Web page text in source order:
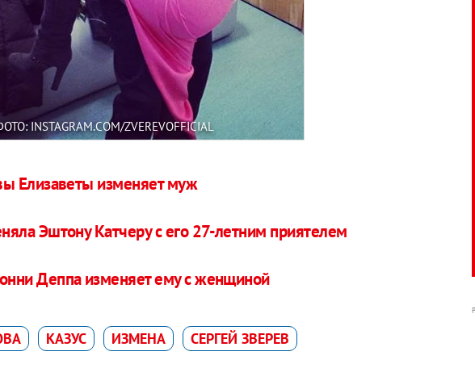
INSTAGRAM.COM/ZVEREVOFFICIAL
Елизаветы изменяет муж
Эштону Катчеру с его 27-летним приятелем
Деппа изменяет ему с женщиной
КАЗУС ИЗМЕНА
СЕРГЕЙ ЗВЕРЕВ